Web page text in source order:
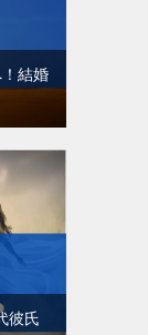
結婚
彼氏